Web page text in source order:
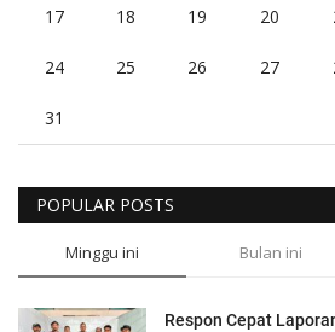
17 18 19 20
24 25 26 27
31
POPULAR POSTS
Minggu ini Bulan ini
Respon Cepat